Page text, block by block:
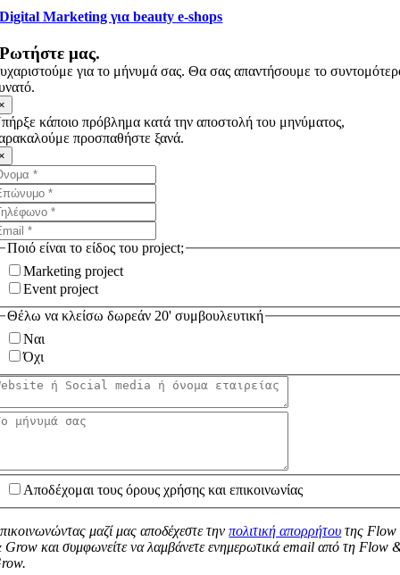
Digital Marketing για beauty e-shops
Ρωτήστε μας.
για το μήνυμά σας. Θα σας απαντήσουμε το
κάποιο πρόβλημα κατά την αποστολή του μηνύματος,
προσπαθήστε ξανά.
Ποιό είναι το είδος του project;
Marketing project
Event project
Θέλω να κλείσω δωρεάν 20' συμβουλευτική
Ναι
Όχι
Αποδέχομαι τους όρους χρήσης και επικοινωνίας
μαζί μας αποδέχεστε τηνπολιτική απορρήτου της Flow
Grow και συμφωνείτε να λαμβάνετε ενημερωτικά email από τη Flow